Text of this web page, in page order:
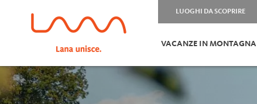
LUOGHI DA SCOPRIRE
VACANZE IN MONTAGNA